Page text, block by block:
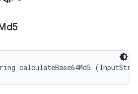
calculateBase64Md5